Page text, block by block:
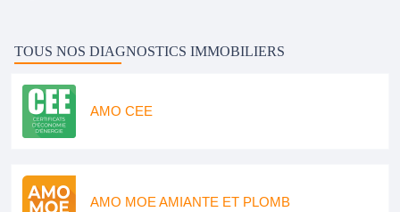
TOUS NOS DIAGNOSTICS IMMOBILIERS
AMO CEE
AMO MOE AMIANTE ET PLOMB